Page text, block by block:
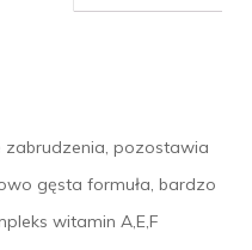
zabrudzenia, pozostawia
gęsta formuła, bardzo
witamin A,E,F